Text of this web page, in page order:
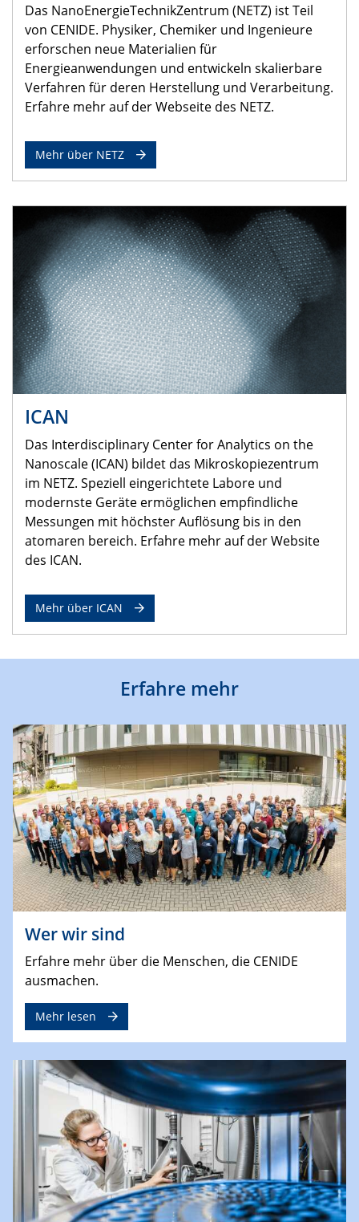
Das NanoEnergieTechnikZentrum (NETZ) ist Teil
von CENIDE. Physiker, Chemiker und Ingenieure
erforschen neue Materialien für
Energieanwendungen und entwickeln skalierbare
Verfahren für deren Herstellung und Verarbeitung.
Erfahre mehr auf der Webseite des NETZ.
Mehr über NETZ
ICAN
Das Interdisciplinary Center for Analytics on the
Nanoscale (ICAN) bildet das Mikroskopiezentrum
im NETZ. Speziell eingerichtete Labore und
modernste Geräte ermöglichen empfindliche
Messungen mit höchster Auflösung bis in den
atomaren bereich. Erfahre mehr auf der Website
des ICAN.
Mehr über ICAN
Erfahre mehr
Wer wir sind
Erfahre mehr über die Menschen, die CENIDE
ausmachen.
Mehr lesen